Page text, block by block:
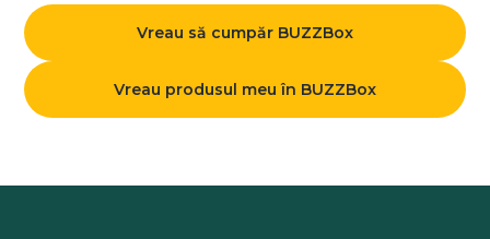
Vreau să cumpăr BUZZBox
Vreau produsul meu în BUZZBox